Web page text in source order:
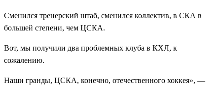
Сменился тренерский штаб, сменился коллектив, в СКА в
большей степени, чем ЦСКА.
Вот, мы получили два проблемных клуба в КХЛ, к
сожалению.
Наши гранды, ЦСКА, конечно, отечественного хоккея», —